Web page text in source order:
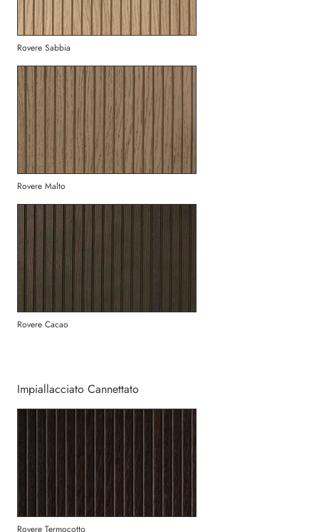
Rovere Sabbia
Rovere Malto
Rovere Cacao
Impiallacciato Cannettato
Rovere Termocotto